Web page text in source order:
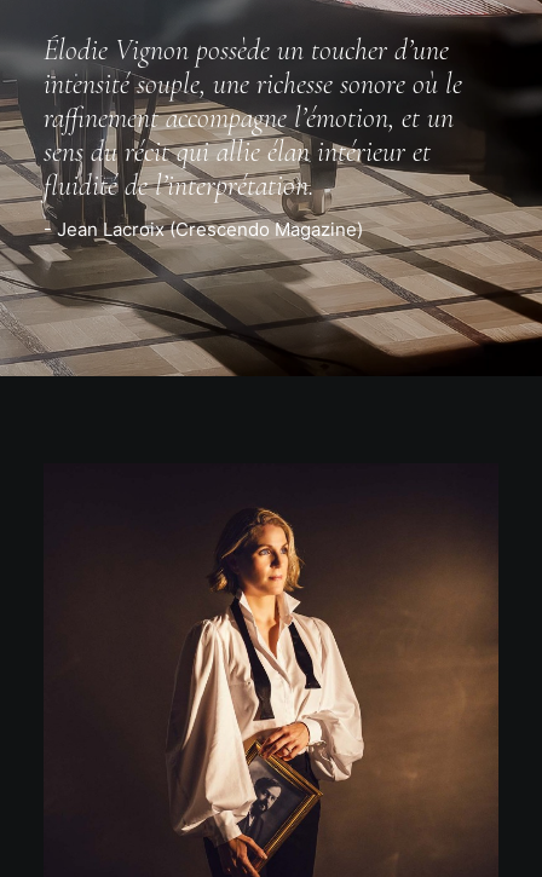
Élodie Vignon possède un toucher d’une
intensité souple, une richesse sonore où le
raffinement accompagne l’émotion, et un
sens du récit qui allie élan intérieur et
fluidité de l’interprétation.
- Jean Lacroix (Crescendo Magazine)